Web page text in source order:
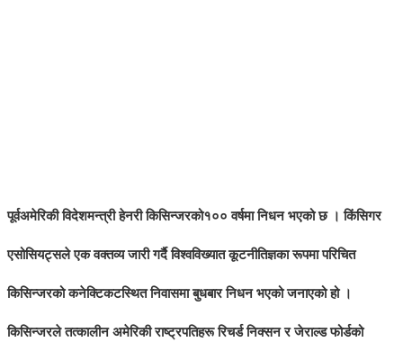
पूर्वअमेरिकी विदेशमन्त्री हेनरी किसिन्जरको१०० वर्षमा निधन भएको छ । किंसिगर
एसोसियट्सले एक वक्तव्य जारी गर्दै विश्वविख्यात कूटनीतिज्ञका रूपमा परिचित
किसिन्जरको कनेक्टिकटस्थित निवासमा बुधबार निधन भएको जनाएको हो ।
किसिन्जरले तत्कालीन अमेरिकी राष्ट्रपतिहरू रिचर्ड निक्सन र जेराल्ड फोर्डको